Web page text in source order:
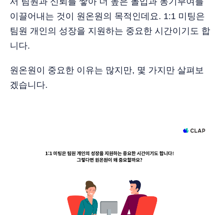
이끌어내는 것이 원온원의 목적인데요. 1:1 미팅은
팀원 개인의 성장을 지원하는 중요한 시간이기도 합
니다.
원온원이 중요한 이유는 많지만, 몇 가지만 살펴보
겠습니다.